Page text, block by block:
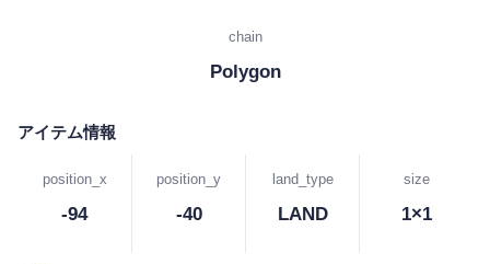
chain
Polygon
アイテム情報
position_x
-94
position_y
-40
land_type
LAND
size
1×1